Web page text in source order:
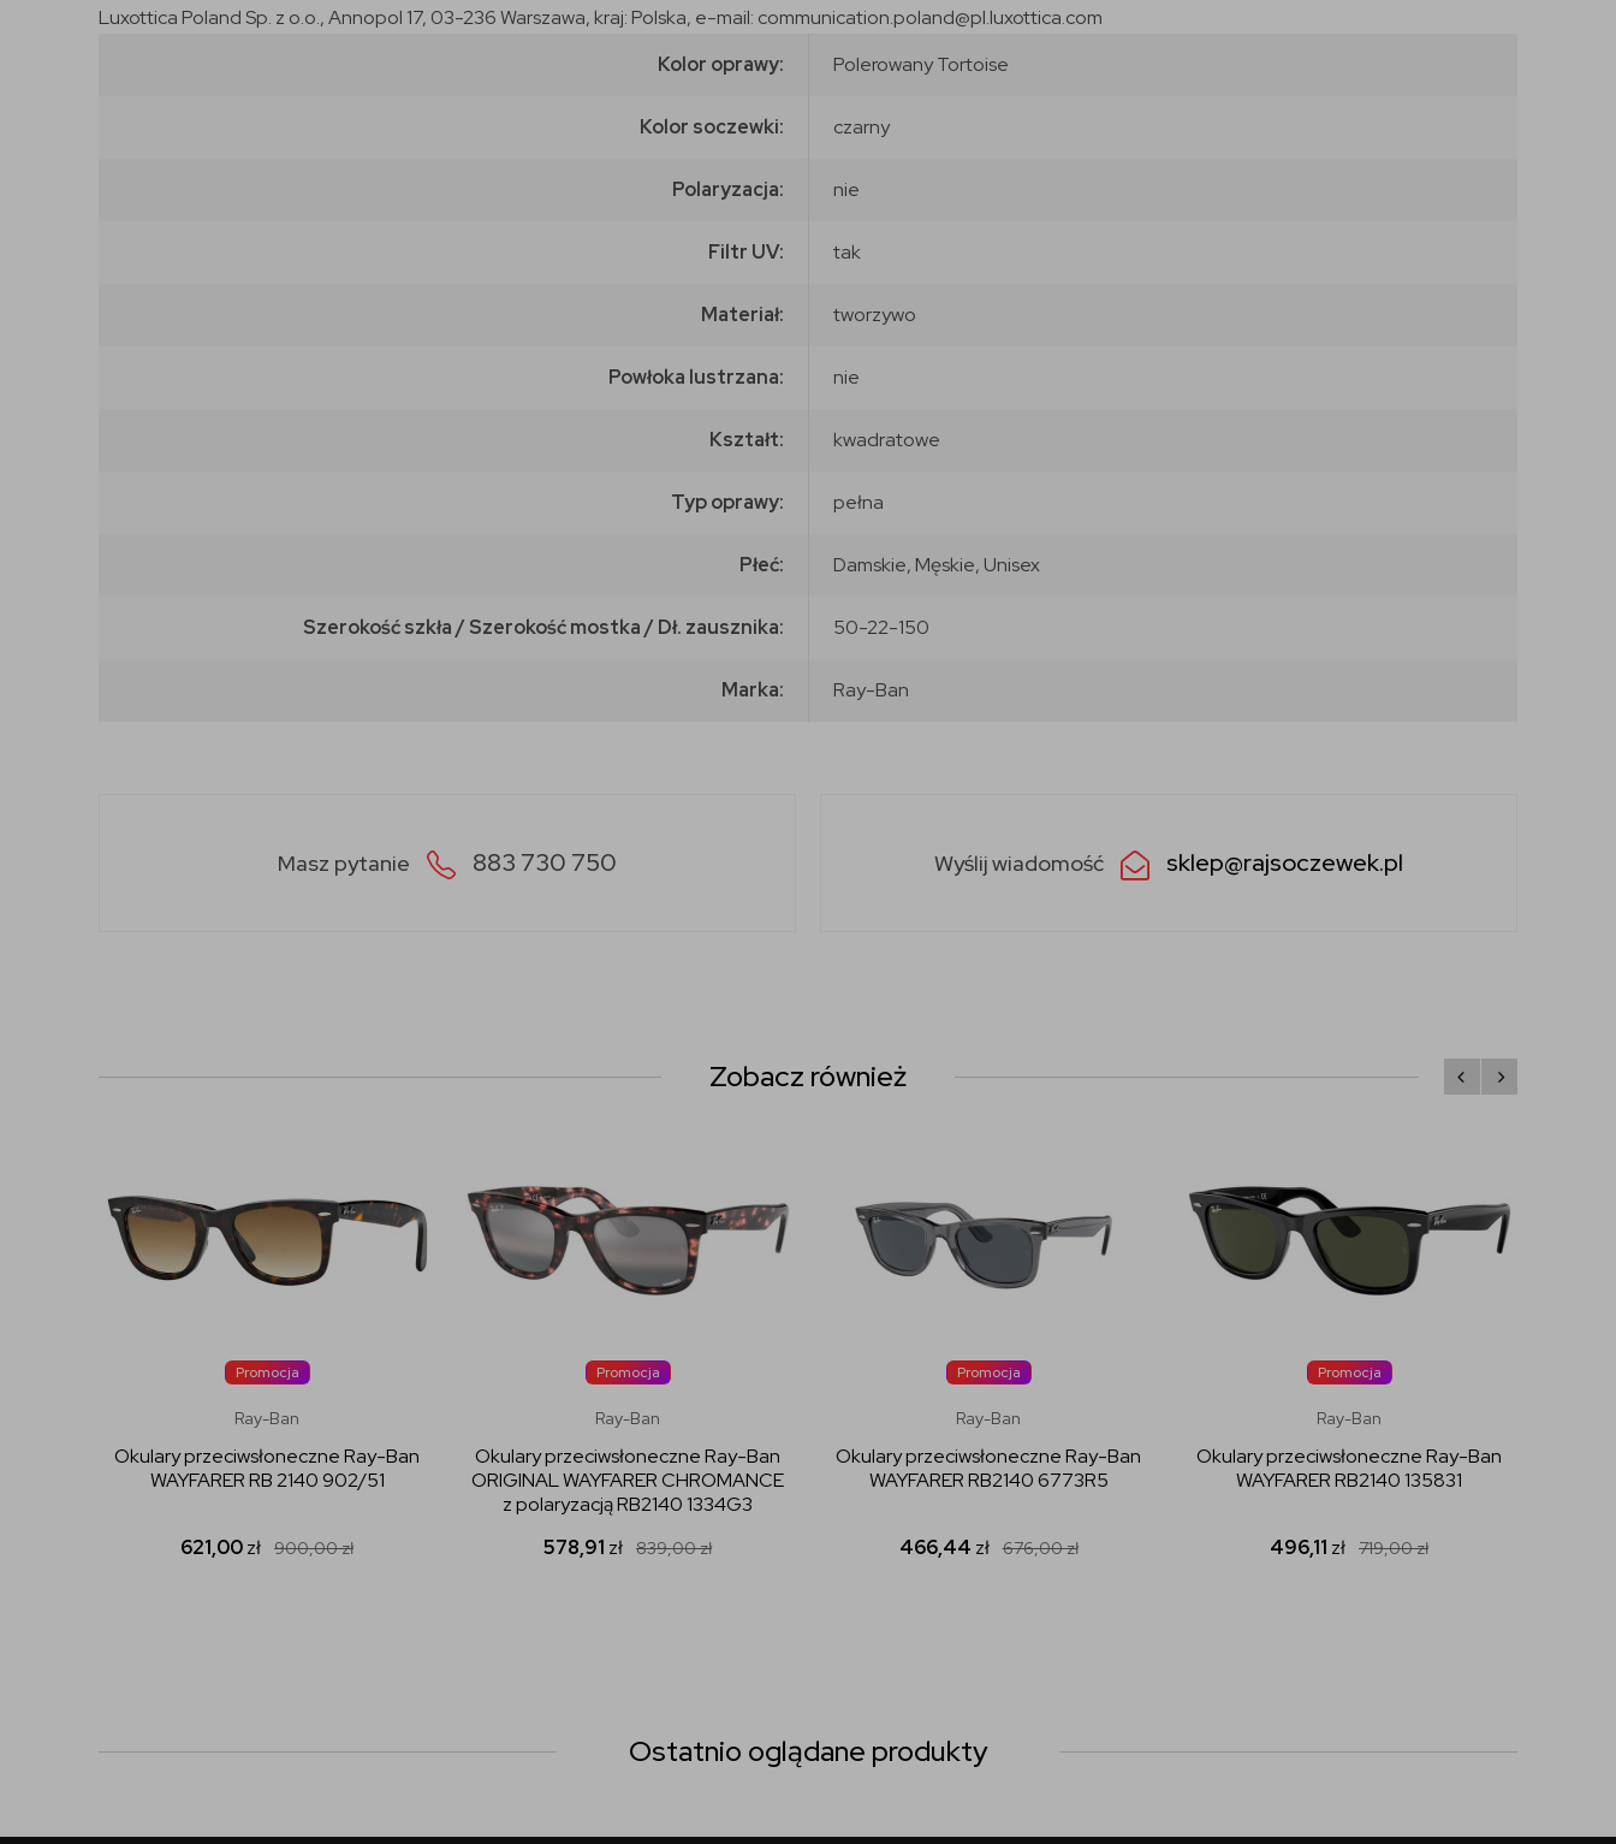
Luxottica Poland Sp. z o.o., Annopol 17, 03-236 Warszawa, kraj: Polska, e-mail: communication.poland@pl.luxottica.com
Kolor oprawy:
Polerowany Tortoise
Kolor soczewki: czarny
Polaryzacja: nie
Filtr UV: tak
Materiał: tworzywo
Powłoka lustrzana: nie
Kształt: kwadratowe
Typ oprawy: pełna
Płeć: Damskie, Męskie, Unisex
Szerokość szkła / Szerokość mostka / Dł. zausznika: 50-22-150
Marka: Ray-Ban
Masz pytanie 883 730 750 Wyślij wiadomość sklep@rajsoczewek.pl
Zobacz również
Promocja
Ray-Ban
Okulary przeciwsłoneczne Ray-Ban
WAYFARER RB 2140 902/51
621,00zł 900,00zł
Promocja
Ray-Ban
Okulary przeciwsłoneczne Ray-Ban
ORIGINAL WAYFARER CHROMANCE
z polaryzacją RB2140 1334G3
578,91 zł 839,00zł
Promocja
Ray-Ban
Okulary przeciwsłoneczne Ray-Ban
WAYFARER RB2140 6773R5
466,44 zł 676,00zł
Promocja
Ray-Ban
Okulary przeciwsłoneczne Ray-Ban
WAYFARER RB2140 135831
496,11 zł 719,00zł
Ostatnio oglądane produkty